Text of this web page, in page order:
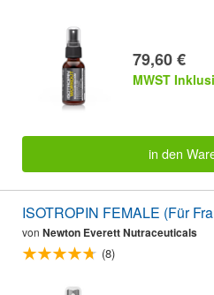
79,60 €
MWST
in den
ISOTROPIN FEMALE (Für
von Newton Everett Nutraceuticals
(8)